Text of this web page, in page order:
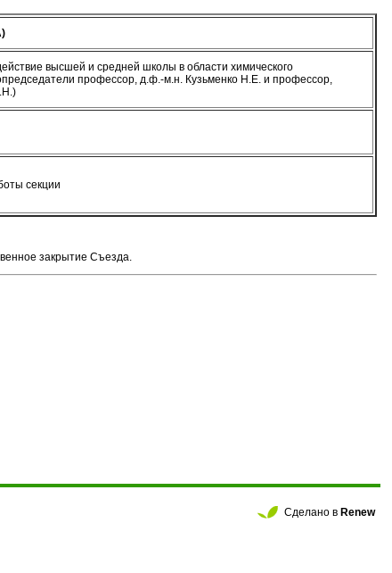
высшей и средней школы в области химического
профессор, д.ф.-м.н. Кузьменко Н.Е. и профессор,
секции
закрытие Съезда.
Сделано в Renew